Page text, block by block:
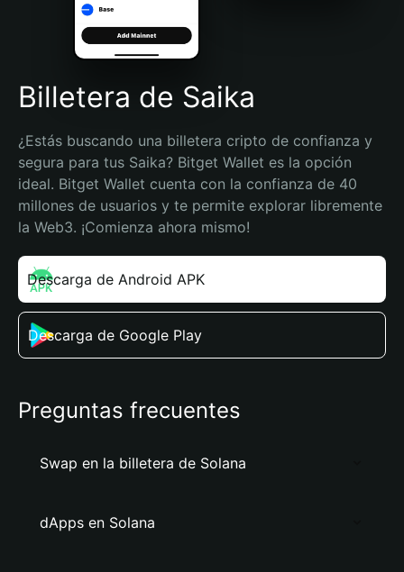
Português (Brasil)
Español (Argentina)
Billetera de Saika
¿Estás buscando una billetera cripto de confianza y
segura para tus Saika? Bitget Wallet es la opción
ideal. Bitget Wallet cuenta con la confianza de 40
millones de usuarios y te permite explorar libremente
la Web3. ¡Comienza ahora mismo!
Descarga de Android APK
Descarga de Google Play
Preguntas frecuentes
Swap en la billetera de Solana
dApps en Solana